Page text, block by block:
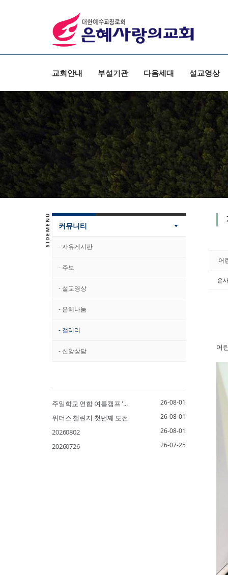
교회안내 부설기관 다음세대 설교영상
커뮤니티
- 자유게시판
- 주보
- 설교영상
- 은혜나눔
- 갤러리
- 신앙상담
주일학교 연합 여름캠프 '... 26-08-01
위더스 챌린지 첫번째 도전 26-08-01
20260802 26-08-01
20260726 26-07-25
어
은사
어